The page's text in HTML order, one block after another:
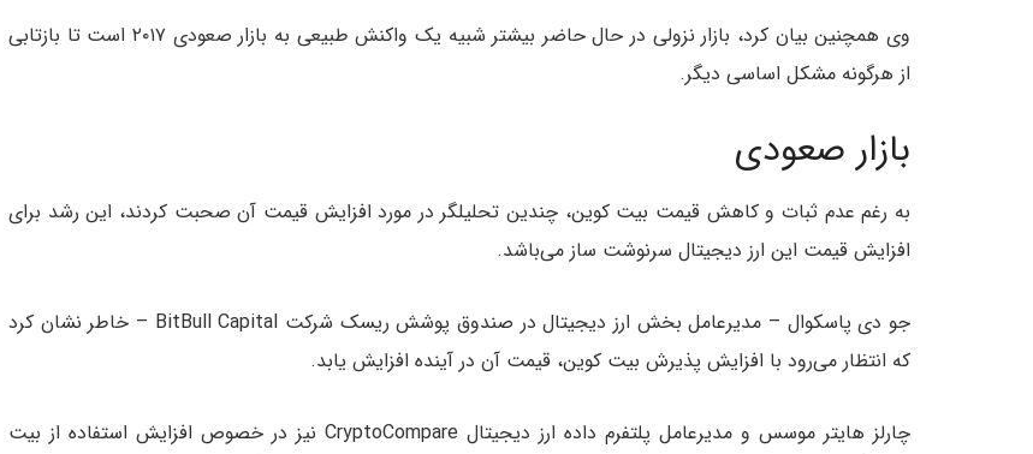
وی همچنین بیان کرد، بازار نزولی در حال حاضر بیشتر شبیه یک واکنش طبیعی به بازار صعودی ۲۰۱۷ است تا بازتابی
از هرگونه مشکل اساسی دیگر.
بازار صعودی
به رغم عدم ثبات و کاهش قیمت بیت کوین، چندین تحلیلگر در مورد افزایش قیمت آن صحبت کردند، این رشد برای
افزایش قیمت این ارز دیجیتال سرنوشت ساز می‌باشد.
جو دی پاسکوال – مدیرعامل بخش ارز دیجیتال در صندوق پوشش ریسک شرکت BitBull Capital – خاطر نشان کرد
که انتظار می‌رود با افزایش پذیرش بیت کوین، قیمت آن در آینده افزایش یابد.
چارلز هایتر موسس و مدیرعامل پلتفرم داده ارز دیجیتال CryptoCompare نیز در خصوص افزایش استفاده از بیت